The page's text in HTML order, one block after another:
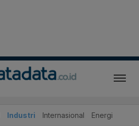
Industri Internasional Energi